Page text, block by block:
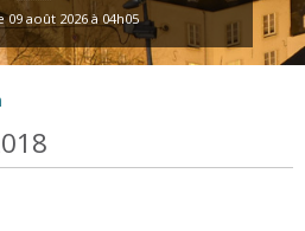
09 août 2026 à 04h05